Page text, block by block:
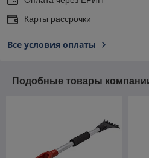
Карты рассрочки
Все условия оплаты
Подобные товары